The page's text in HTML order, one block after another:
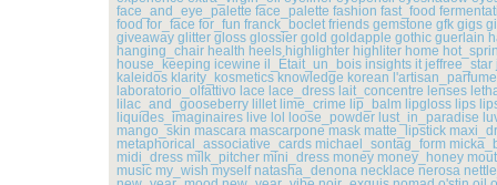
face_and_eye_palette face_palette fashion fast_food
food for_face for_fun franck_boclet friends gemstone gfk gigs
giveaway glitter gloss glossier gold goldapple gothic guerlain
hanging_chair health heels highlighter highliter home
house_keeping icewine il_Était_un_bois insights it jeffree_star
kaleidos klarity_kosmetics knowledge korean
laboratorio_olfattivo lace lace_dress lait_concentre lenses
lilac_and_gooseberry lillet lime_crime lip_balm lipgloss lips
liquides_imaginaires live lol loose_powder lust_in_paradise
mango_skin mascara mascarpone mask matte_lipstick
metaphorical_associative_cards michael_sontag_form
midi_dress milk_pitcher mini_dress money money_honey
music my_wish myself natasha_denona necklace nerosa